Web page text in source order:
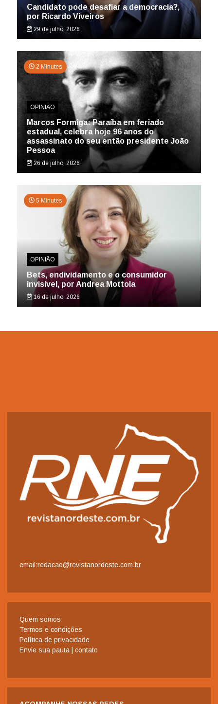
Candidato pode desafiar a democracia?,
por Ricardo Viveiros
29 de julho, 2026
2 Minutes
OPINIÃO
Marcos Formiga: Paraíba em feriado
estadual, celebra hoje 96 anos do
assassinato do seu então presidente João
Pessoa
26 de julho, 2026
5 Minutes
OPINIÃO
Bets, endividamento e o consumidor
invisível, por Andrea Mottola
16 de julho, 2026
email:redacao@revistanordeste.com.br
Quem somos
Termos e condições
Política de privacidade
Envie sua pauta | contato